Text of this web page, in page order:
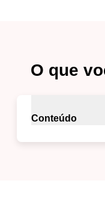
O que
Conteúdo